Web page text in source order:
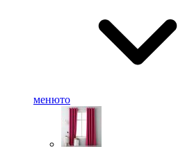
менюто